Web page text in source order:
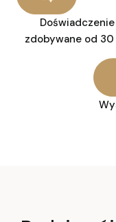
Doświadczenie
zdobywane od